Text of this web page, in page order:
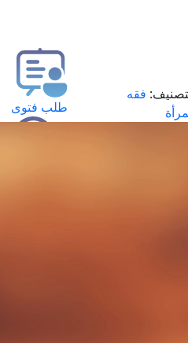
فقه
طلب فتوى